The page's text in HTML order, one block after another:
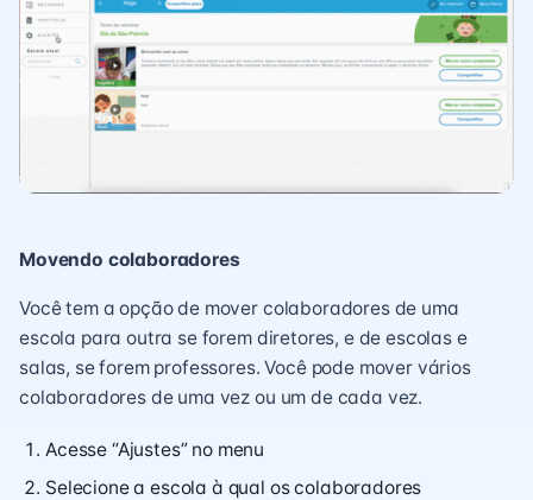
Movendo colaboradores
Você tem a opção de mover colaboradores de uma
escola para outra se forem diretores, e de escolas e
salas, se forem professores. Você pode mover vários
colaboradores de uma vez ou um de cada vez.
Acesse “Ajustes” no menu
Selecione a escola à qual os colaboradores